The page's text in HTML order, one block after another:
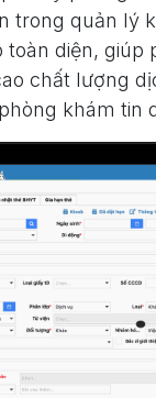
trong quản lý
toàn diện,
chất lượng
khám tin